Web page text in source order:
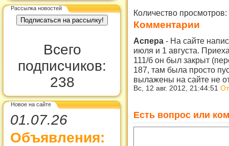
Рассылка новостей
Всего
подписчиков:
238
Новое на сайте
01.07.26
Объявления:
Количество просмотров:
Комментарии
Аспера - На сайте
июля и 1 августа.
111/б он был закрыт
187, там была просто
вылажены на сайте не
Вс, 12 авг. 2012, 21:44:51
Есть вопрос или